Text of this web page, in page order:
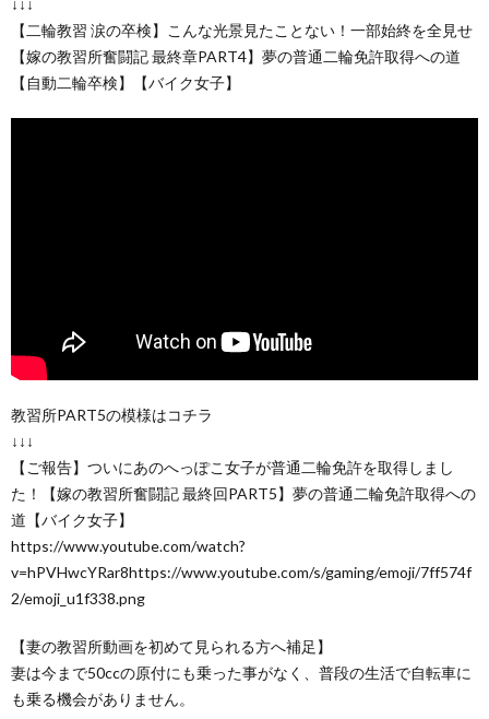
【二輪教習 涙の卒検】こんな光景見たことない！一部始終を全見せ
【嫁の教習所奮闘記 最終章PART4】夢の普通二輪免許取得への道
【自動二輪卒検】【バイク女子】
教習所PART5の模様はコチラ
↓↓↓
【ご報告】ついにあのへっぽこ女子が普通二輪免許を取得しまし
た！【嫁の教習所奮闘記 最終回PART5】夢の普通二輪免許取得への
道【バイク女子】
https://www.youtube.com/watch?
v=hPVHwcYRar8https://www.youtube.com/s/gaming/emoji/7ff574f
2/emoji_u1f338.png
【妻の教習所動画を初めて見られる方へ補足】
妻は今まで50ccの原付にも乗った事がなく、普段の生活で自転車に
も乗る機会がありません。